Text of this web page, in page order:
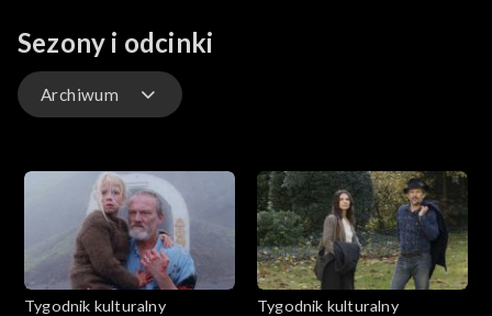
Sezony i odcinki
Archiwum
Archiwum
Tygodnik kulturalny
Tygodnik kulturalny